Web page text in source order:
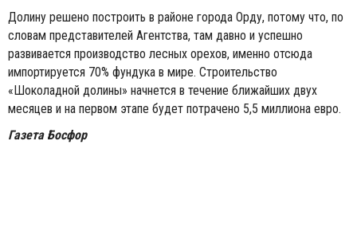
Долину решено построить в районе города Орду, потому что, по
словам представителей Агентства, там давно и успешно
развивается производство лесных орехов, именно отсюда
импортируется 70% фундука в мире. Строительство
«Шоколадной долины» начнется в течение ближайших двух
месяцев и на первом этапе будет потрачено 5,5 миллиона евро.
Газета Босфор